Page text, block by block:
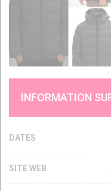
INFORMATION
DATES
SITE WEB